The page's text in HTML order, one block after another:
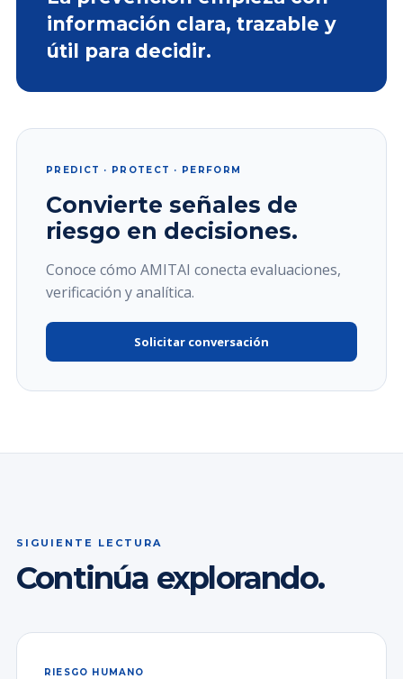
información clara, trazable y
útil para decidir.
PREDICT · PROTECT · PERFORM
Convierte señales de
riesgo en decisiones.
Conoce cómo AMITAI conecta evaluaciones,
verificación y analítica.
Solicitar conversación
SIGUIENTE LECTURA
Continúa explorando.
RIESGO HUMANO